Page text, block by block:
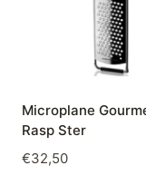
Microplane
Rasp Ster
€32,50